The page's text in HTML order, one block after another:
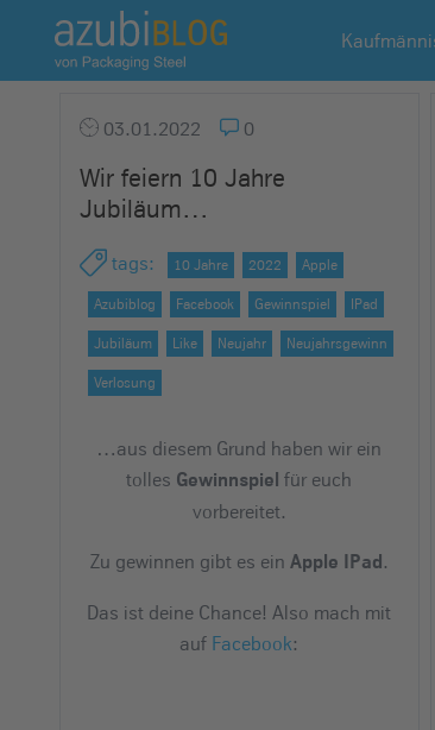
A
z
u
03.01.2022 0
Wir feiern 10 Jahre
Jubiläum…
tags: 10 Jahre 2022 Apple
Azubiblog Facebook Gewinnspiel IPad
Jubiläum Like Neujahr Neujahrsgewinn
Verlosung
…aus diesem Grund haben wir ein
tolles Gewinnspiel für euch
vorbereitet.
Zu gewinnen gibt es ein Apple IPad.
Das ist deine Chance! Also mach mit
auf Facebook: